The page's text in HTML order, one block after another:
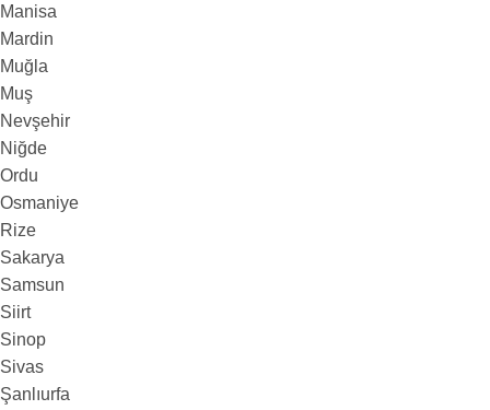
Manisa
Mardin
Muğla
Muş
Nevşehir
Niğde
Ordu
Osmaniye
Rize
Sakarya
Samsun
Siirt
Sinop
Sivas
Şanlıurfa